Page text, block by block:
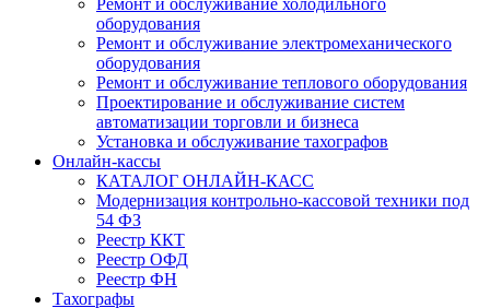
Ремонт и обслуживание холодильного
оборудования
Ремонт и обслуживание электромеханического
оборудования
Ремонт и обслуживание теплового оборудования
Проектирование и обслуживание систем
автоматизации торговли и бизнеса
Установка и обслуживание тахографов
Онлайн-кассы
КАТАЛОГ ОНЛАЙН-КАСС
Модернизация контрольно-кассовой техники под
54 ФЗ
Реестр ККТ
Реестр ОФД
Реестр ФН
Тахографы